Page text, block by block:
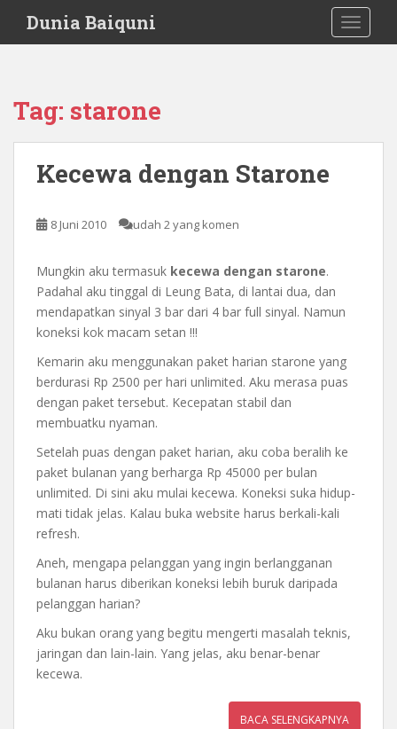
i
Dunia Baiquni
Tag: starone
Kecewa dengan Starone
8 Juni 2010 udah 2 yang komen
Mungkin aku termasuk kecewa dengan starone.
Padahal aku tinggal di Leung Bata, di lantai dua, dan
mendapatkan sinyal 3 bar dari 4 bar full sinyal. Namun
koneksi kok macam setan !!!
Kemarin aku menggunakan paket harian starone yang
berdurasi Rp 2500 per hari unlimited. Aku merasa puas
dengan paket tersebut. Kecepatan stabil dan
membuatku nyaman.
Setelah puas dengan paket harian, aku coba beralih ke
paket bulanan yang berharga Rp 45000 per bulan
unlimited. Di sini aku mulai kecewa. Koneksi suka hidup-
mati tidak jelas. Kalau buka website harus berkali-kali
refresh.
Aneh, mengapa pelanggan yang ingin berlangganan
bulanan harus diberikan koneksi lebih buruk daripada
pelanggan harian?
Aku bukan orang yang begitu mengerti masalah teknis,
jaringan dan lain-lain. Yang jelas, aku benar-benar
kecewa.
BACA SELENGKAPNYA